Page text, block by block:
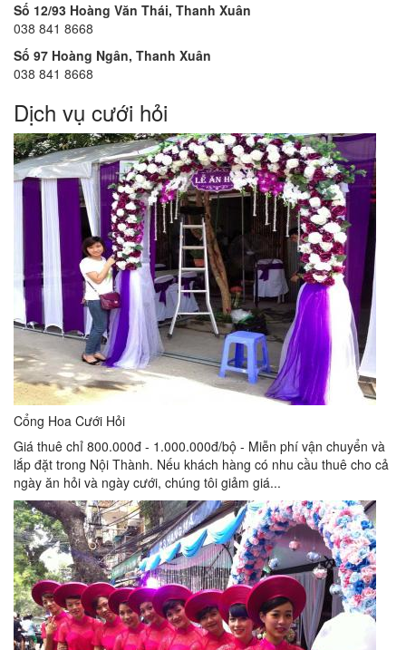
Số 12/93 Hoàng Văn Thái, Thanh Xuân
038 841 8668
Số 97 Hoàng Ngân, Thanh Xuân
038 841 8668
Dịch vụ cưới hỏi
Cổng Hoa Cưới Hỏi
Giá thuê chỉ 800.000đ - 1.000.000đ/bộ - Miễn phí vận chuyển và
lắp đặt trong Nội Thành. Nếu khách hàng có nhu cầu thuê cho cả
ngày ăn hỏi và ngày cưới, chúng tôi giảm giá...